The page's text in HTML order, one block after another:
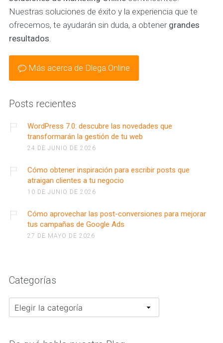
Nuestras soluciones de éxito y la experiencia que te
ofrecemos, te ayudarán sin duda, a obtener grandes
resultados.
Más acerca de Dlega Online
Posts recientes
WordPress 7.0: descubre las novedades que
transformarán la gestión de tu web
24 DE JUNIO DE 2026
Cómo obtener inspiración para escribir posts que
atraigan clientes a tu negocio
10 DE JUNIO DE 2026
Cómo aprovechar las post-conversiones para mejorar
tus campañas de Google Ads
27 DE MAYO DE 2026
Categorías
Categorías